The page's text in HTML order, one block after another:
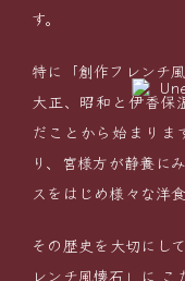
す。
特に「創作フレンチ
大正、昭和と伊香保
だことから始まりま
り、宮様方が静養にみ
スをはじめ様々な洋
その歴史を大切にし
レンチ風懐石」に こ